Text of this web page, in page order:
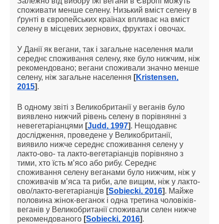
споживати менше селену. Низький вміст селену в
ґрунті в європейських країнах впливає на вміст
селену в місцевих зернових, фруктах і овочах.
У Данії як вегани, так і загальне населення мали
середнє споживання селену, яке було нижчим, ніж
рекомендовано; вегани споживали значно менше
селену, ніж загальне населення [Kristensen,
2015].
В одному звіті з Великобританії у веганів було
виявлено нижчий рівень селену в порівнянні з
невегетаріанцями [Judd, 1997]. Нещодавнє
дослідження, проведене у Великобританії,
виявило нижче середнє споживання селену у
лакто-ово- та лакто-вегетаріанців порівняно з
тими, хто їсть м’ясо або рибу. Середнє
споживання селену веганами було нижчим, ніж у
споживачів м’яса та риби, але вищим, ніж у лакто-
ово/лакто-вегетаріанців [Sobiecki, 2016]. Майже
половина жінок-веганок і одна третина чоловіків-
веганів у Великобританії споживали селен нижче
рекомендованого [Sobiecki, 2016].